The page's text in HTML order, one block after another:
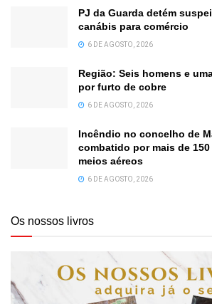
PJ da Guarda detém
canábis para comércio
6 DE AGOSTO, 2026
Região: Seis homens e
por furto de cobre
6 DE AGOSTO, 2026
Incêndio no concelho de
combatido por mais de
meios aéreos
6 DE AGOSTO, 2026
Os nossos livros